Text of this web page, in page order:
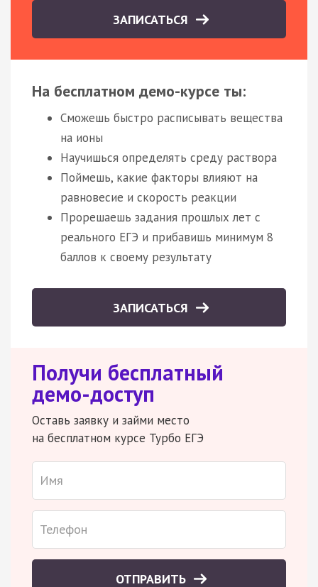
ЗАПИСАТЬСЯ
На бесплатном демо-курсе ты:
Сможешь быстро расписывать вещества
на ионы
Научишься определять среду раствора
Поймешь, какие факторы влияют на
равновесие и скорость реакции
Прорешаешь задания прошлых лет с
реального ЕГЭ и прибавишь минимум 8
баллов к своему результату
ЗАПИСАТЬСЯ
Получи бесплатный
демо-доступ
Оставь заявку и займи место
на бесплатном курсе Турбо ЕГЭ
ОТПРАВИТЬ